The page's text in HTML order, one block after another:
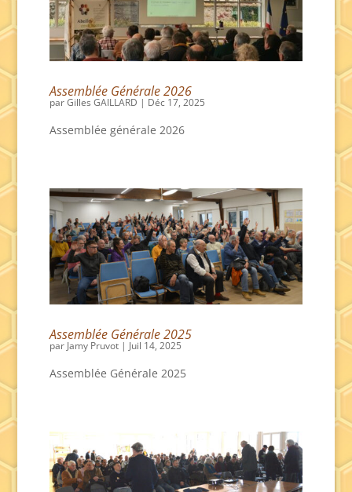
Assemblée Générale 2026
parGilles GAILLARD | Déc 17, 2025
Assemblée générale 2026
Assemblée Générale 2025
par Jamy Pruvot| Juil 14, 2025
Assemblée Générale 2025